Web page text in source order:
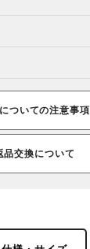
ついての注意事項
品交換について